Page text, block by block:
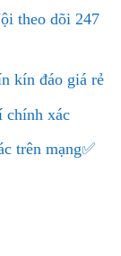
theo dõi 247
kín đáo giá rẻ
chính xác
trên mạng✅